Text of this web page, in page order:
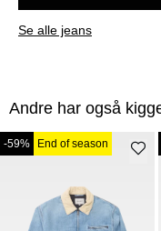
Se alle jeans
Andre har også
-59% End of season